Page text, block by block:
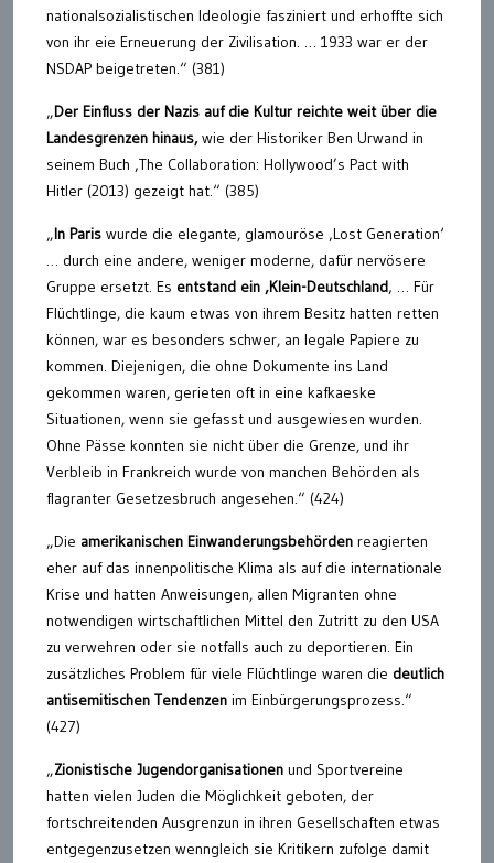
nationalsozialistischen Ideologie fasziniert und erhoffte sich
von ihr eie Erneuerung der Zivilisation. … 1933 war er der
NSDAP beigetreten.“ (381)
„Der Einfluss der Nazis auf die Kultur reichte weit über die
Landesgrenzen hinaus,wie der Historiker Ben Urwand in
seinem Buch ‚The Collaboration: Hollywood’s Pact with
Hitler (2013) gezeigt hat.“ (385)
„In Paris wurde die elegante, glamouröse ‚Lost Generation‘
… durch eine andere, weniger moderne, dafür nervösere
Gruppe ersetzt. Es entstand ein ‚Klein-Deutschland‚ … Für
Flüchtlinge, die kaum etwas von ihrem Besitz hatten retten
können, war es besonders schwer, an legale Papiere zu
kommen. Diejenigen, die ohne Dokumente ins Land
gekommen waren, gerieten oft in eine kafkaeske
Situationen, wenn sie gefasst und ausgewiesen wurden.
Ohne Pässe konnten sie nicht über die Grenze, und ihr
Verbleib in Frankreich wurde von manchen Behörden als
flagranter Gesetzesbruch angesehen.“ (424)
„Die amerikanischen Einwanderungsbehörden reagierten
eher auf das innenpolitische Klima als auf die internationale
Krise und hatten Anweisungen, allen Migranten ohne
notwendigen wirtschaftlichen Mittel den Zutritt zu den USA
zu verwehren oder sie notfalls auch zu deportieren. Ein
zusätzliches Problem für viele Flüchtlinge waren die deutlich
antisemitischen Tendenzen im Einbürgerungsprozess.“
(427)
„Zionistische Jugendorganisationen und Sportvereine
hatten vielen Juden die Möglichkeit geboten, der
fortschreitenden Ausgrenzun in ihren Gesellschaften etwas
entgegenzusetzen wenngleich sie Kritikern zufolge damit